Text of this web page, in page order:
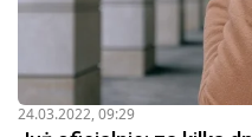
24.03.2022, 09:29